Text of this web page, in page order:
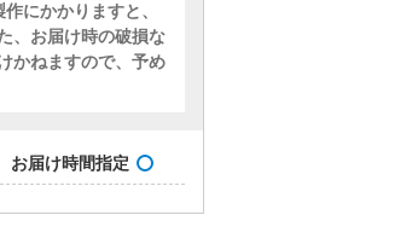
にかかりますと、
、お届け時の破損な
かねますので、予め
お届け時間指定